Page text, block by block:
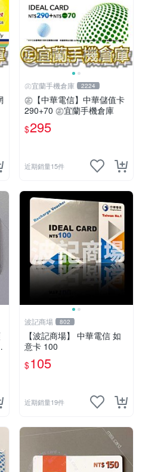
㊣宜蘭手機倉庫 2224
㊣【中華電信】中華儲值卡
290+70 ㊣宜蘭手機倉庫
$295
近期銷量15件
波記商場 802
【波記商場】 中華電信 如
意卡 100
$105
近期銷量19件